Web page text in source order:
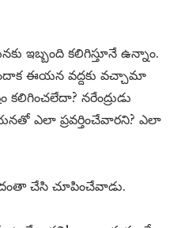
ఇబ్బంది కలిగిస్తూనే ఉన్నాం.
ఈయన వద్దకు వచ్చామా
నరేంద్రుడు
ఎలా ప్రవర్తించేవారని? ఎలా
చేసి చూపించేవాడు.